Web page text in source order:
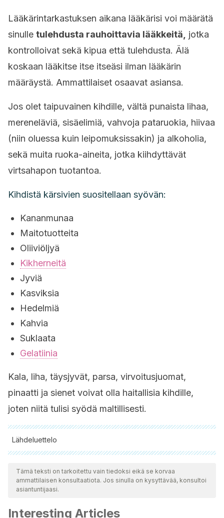
Lääkärintarkastuksen aikana lääkärisi voi määrätä
sinulle tulehdusta rauhoittavia lääkkeitä,
jotka
kontrolloivat sekä kipua että tulehdusta. Älä
koskaan lääkitse itse itseäsi ilman lääkärin
määräystä. Ammattilaiset osaavat asiansa.
Jos olet taipuvainen kihdille, vältä punaista lihaa,
mereneläviä, sisäelimiä, vahvoja pataruokia, hiivaa
(niin oluessa kuin leipomuksissakin) ja alkoholia,
sekä muita ruoka-aineita, jotka kiihdyttävät
virtsahapon tuotantoa.
Kihdistä kärsivien suositellaan syövän:
Kananmunaa
Maitotuotteita
Oliiviöljyä
Kikherneitä
Jyviä
Kasviksia
Hedelmiä
Kahvia
Suklaata
Gelatiinia
Kala, liha, täysjyvät, parsa, virvoitusjuomat,
pinaatti ja sienet voivat olla haitallisia kihdille,
joten niitä tulisi syödä maltillisesti.
Lähdeluettelo
Kaikki lainatut lähteet tarkistettiin perusteellisesti tiimimme
toimesta varmistaaksemme niiden laadun, luotettavuuden,
ajantasaisuuden ja pätevyyden. Tämän artikkelin bibliografia
Maiuolo, J., Oppedisano, F., Gratteri, S., Muscoli, C., &
Tämä teksti on tarkoitettu vain tiedoksi eikä se korvaa
ammattilaisen konsultaatiota. Jos sinulla on kysyttävää, konsultoi
asiantuntijaasi.
Interesting Articles